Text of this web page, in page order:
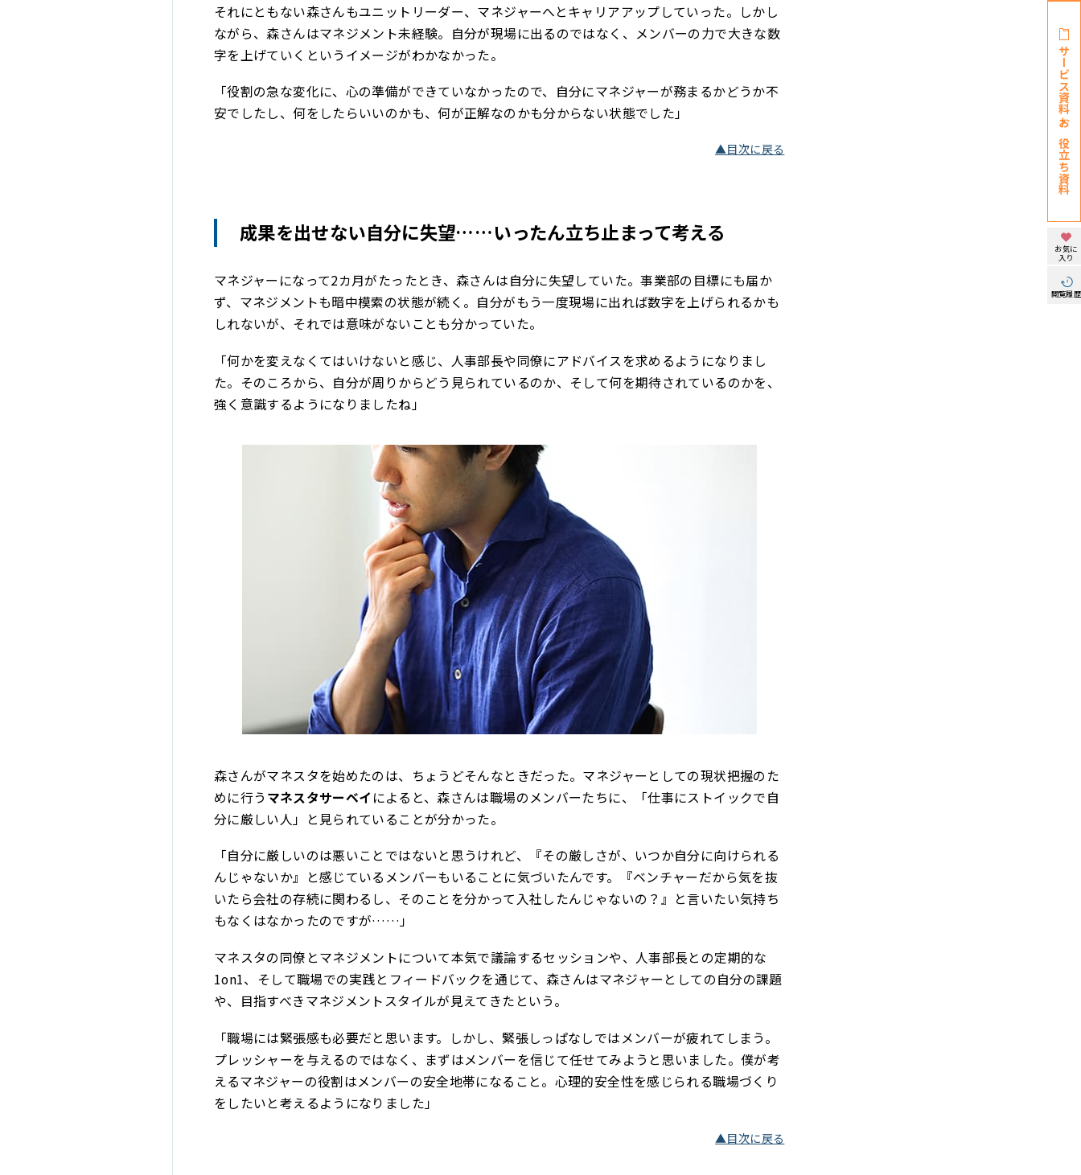
それにともない森さんもユニットリーダー、マネジャーへとキャリアアップしていった。しかし
ながら、森さんはマネジメント未経験。自分が現場に出るのではなく、メンバーの力で大きな数
字を上げていくというイメージがわかなかった。
「役割の急な変化に、心の準備ができていなかったので、自分にマネジャーが務まるかどうか不
安でしたし、何をしたらいいのかも、何が正解なのかも分からない状態でした」
▲目次に戻る
成果を出せない自分に失望……いったん立ち止まって考える
マネジャーになって2カ月がたったとき、森さんは自分に失望していた。事業部の目標にも届か
ず、マネジメントも暗中模索の状態が続く。自分がもう一度現場に出れば数字を上げられるかも
しれないが、それでは意味がないことも分かっていた。
「何かを変えなくてはいけないと感じ、人事部長や同僚にアドバイスを求めるようになりまし
た。そのころから、自分が周りからどう見られているのか、そして何を期待されているのかを、
強く意識するようになりましたね」
森さんがマネスタを始めたのは、ちょうどそんなときだった。マネジャーとしての現状把握のた
めに行う マネスタサーベイ によると、森さんは職場のメンバーたちに、「仕事にストイックで自
分に厳しい人」と見られていることが分かった。
「自分に厳しいのは悪いことではないと思うけれど、『その厳しさが、いつか自分に向けられる
んじゃないか』と感じているメンバーもいることに気づいたんです。『ベンチャーだから気を抜
いたら会社の存続に関わるし、そのことを分かって入社したんじゃないの？』と言いたい気持ち
もなくはなかったのですが……」
マネスタの同僚とマネジメントについて本気で議論するセッションや、人事部長との定期的な
1on1、そして職場での実践とフィードバックを通じて、森さんはマネジャーとしての自分の課題
や、目指すべきマネジメントスタイルが見えてきたという。
「職場には緊張感も必要だと思います。しかし、緊張しっぱなしではメンバーが疲れてしまう。
プレッシャーを与えるのではなく、まずはメンバーを信じて任せてみようと思いました。僕が考
えるマネジャーの役割はメンバーの安全地帯になること。心理的安全性を感じられる職場づくり
をしたいと考えるようになりました」
▲目次に戻る
サービス資料・
お役立ち資料
お気に
入り
閲覧履歴